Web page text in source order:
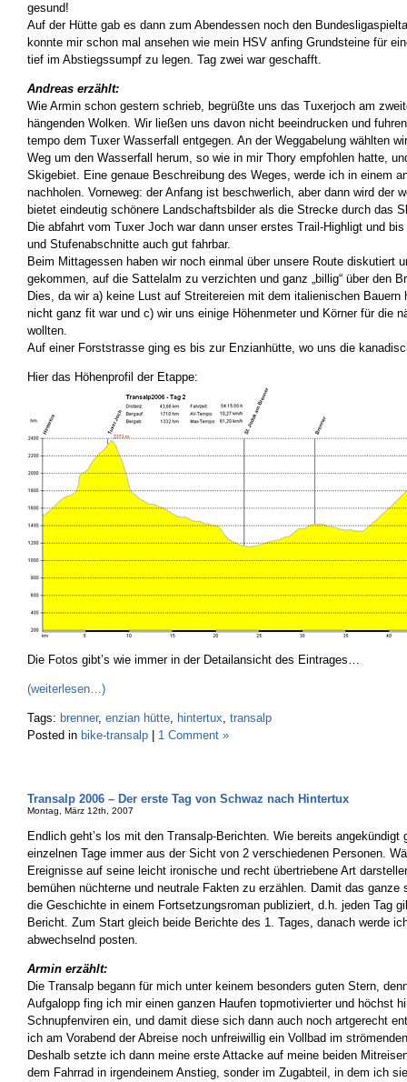
gesund!
Auf der Hütte gab es dann zum Abendessen noch den
konnte mir schon mal ansehen wie mein HSV anfing Grundsteine für
tief im Abstiegssumpf zu legen. Tag zwei war geschafft.
Andreas erzählt:
Wie Armin schon gestern schrieb, begrüßte uns das Tuxerjoch am
hängenden Wolken. Wir ließen uns davon nicht beeindrucken und
tempo dem Tuxer Wasserfall entgegen. An der Weggabelung wählten
Weg um den Wasserfall herum, so wie in mir Thory empfohlen hatte,
Skigebiet. Eine genaue Beschreibung des Weges, werde ich in einem
nachholen. Vorneweg: der Anfang ist beschwerlich, aber dann wird der
bietet eindeutig schönere Landschaftsbilder als die Strecke durch das
Die abfahrt vom Tuxer Joch war dann unser erstes Trail-Highligt und
und Stufenabschnitte auch gut fahrbar.
Beim Mittagessen haben wir noch einmal über unsere Route diskutiert
gekommen, auf die Sattelalm zu verzichten und ganz „billig“ über den
Dies, da wir a) keine Lust auf Streitereien mit dem italienischen Bauern
nicht ganz fit war und c) wir uns einige Höhenmeter und Körner für die
wollten.
Auf einer Forststrasse ging es bis zur Enzianhütte, wo uns die
Hier das Höhenprofil der Etappe:
Die Fotos gibt’s wie immer in der Detailansicht des Eintrages…
(weiterlesen…)
Tags: brenner, enzian hütte, hintertux, transalp
Posted in bike-transalp 1 Comment »
Transalp 2006 – Der erste Tag von Schwaz nach Hintertux
Montag, März 12th, 2007
Endlich geht’s los mit den Transalp-Berichten. Wie bereits angekündigt
einzelnen Tage immer aus der Sicht von 2 verschiedenen Personen.
Ereignisse auf seine leicht ironische und recht übertriebene Art
bemühen nüchterne und neutrale Fakten zu erzählen. Damit das ganze
die Geschichte in einem Fortsetzungsroman publiziert, d.h. jeden Tag
Bericht. Zum Start gleich beide Berichte des 1. Tages, danach werde
abwechselnd posten.
Armin erzählt:
Die Transalp begann für mich unter keinem besonders guten Stern,
Aufgalopp fing ich mir einen ganzen Haufen topmotivierter und höchst
Schnupfenviren ein, und damit diese sich dann auch noch artgerecht
ich am Vorabend der Abreise noch unfreiwillig ein Vollbad im
Deshalb setzte ich dann meine erste Attacke auf meine beiden
dem Fahrrad in irgendeinem Anstieg, sonder im Zugabteil, in dem ich